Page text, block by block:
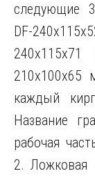
следующие
DF-
210x100x65
каждый
Название
рабочая
2. Ложковая